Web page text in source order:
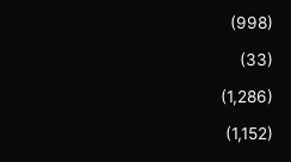
(998)
(33)
(1,286)
(1,152)